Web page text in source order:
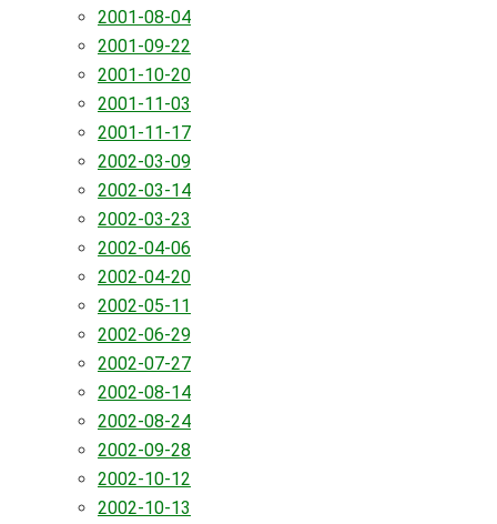
2001-08-04
2001-09-22
2001-10-20
2001-11-03
2001-11-17
2002-03-09
2002-03-14
2002-03-23
2002-04-06
2002-04-20
2002-05-11
2002-06-29
2002-07-27
2002-08-14
2002-08-24
2002-09-28
2002-10-12
2002-10-13